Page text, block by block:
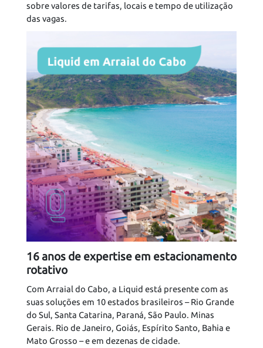
sobre valores de tarifas, locais e tempo de utilização
das vagas.
16 anos de expertise em estacionamento
rotativo
Com Arraial do Cabo, a Liquid está presente com as
suas soluções em 10 estados brasileiros – Rio Grande
do Sul, Santa Catarina, Paraná, São Paulo. Minas
Gerais. Rio de Janeiro, Goiás, Espírito Santo, Bahia e
Mato Grosso – e em dezenas de cidade.